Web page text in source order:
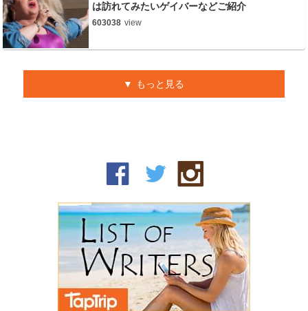
は訪れてみたいゲイバーなどご紹介
603038 view
もっと見る